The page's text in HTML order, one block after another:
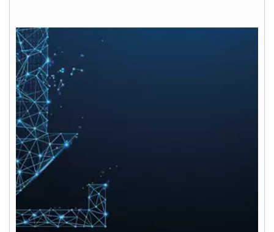
Kontaktní formulář
Důležité odkazy
Kontakty
Servisní portál
Bonus program
WOLF Akademie